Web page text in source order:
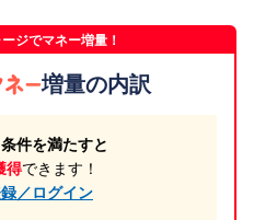
ジでマネー増量！
増量の内訳
条件を満たすと
得できます！
／ログイン